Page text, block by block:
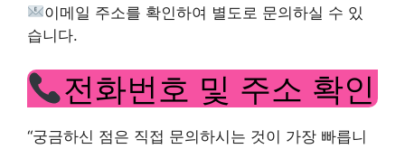
이메일 주소를 확인하여 별도로 문의하실 수 있
습니다.
전화번호 및 주소 확인
“궁금하신 점은 직접 문의하시는 것이 가장 빠릅니